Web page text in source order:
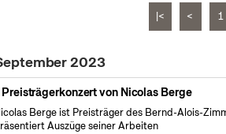
|< < 1
2023
Preisträgerkonzert von Nicolas Berge
Berge ist Preisträger des Bernd-Alois-
Auszüge seiner Arbeiten